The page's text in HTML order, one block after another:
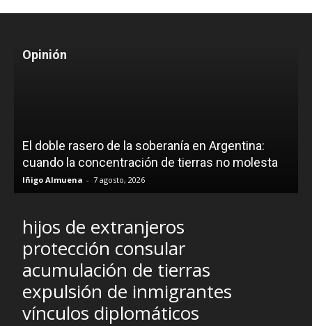
Opinión
El doble rasero de la soberanía en Argentina:
cuando la concentración de tierras no molesta
Iñigo Almuena - 7 agosto, 2026
hijos de extranjeros
protección consular
acumulación de tierras
expulsión de inmigrantes
vínculos diplomáticos